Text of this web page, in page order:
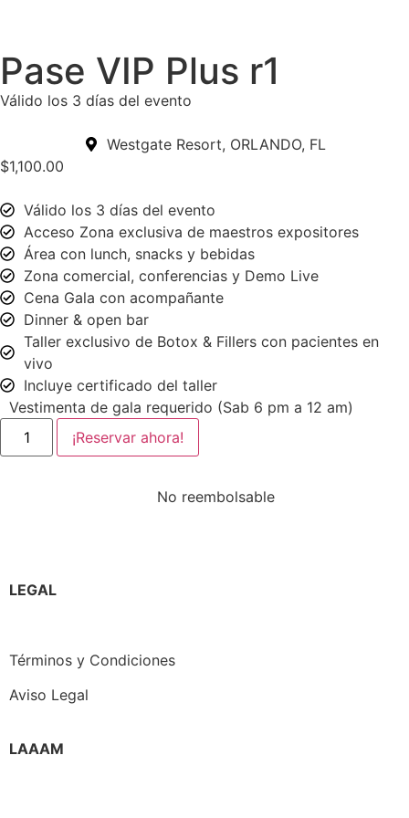
Pase VIP Plus r1
Válido los 3 días del evento
Westgate Resort, ORLANDO, FL
$1,100.00
Válido los 3 días del evento
Acceso Zona exclusiva de maestros expositores
Área con lunch, snacks y bebidas
Zona comercial, conferencias y Demo Live
Cena Gala con acompañante
Dinner & open bar
Taller exclusivo de Botox & Fillers con pacientes en
vivo
Incluye certificado del taller
Vestimenta de gala requerido (Sab 6 pm a 12 am)
¡Reservar ahora!
No reembolsable
LEGAL
Términos y Condiciones
Aviso Legal
LAAAM